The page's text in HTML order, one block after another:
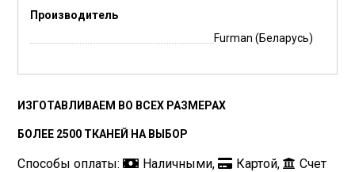
Производитель
Furman (Беларусь)
ИЗГОТАВЛИВАЕМ ВО ВСЕХ РАЗМЕРАХ
БОЛЕЕ 2500 ТКАНЕЙ НА ВЫБОР
Способы оплаты: Наличными, Картой, Счет